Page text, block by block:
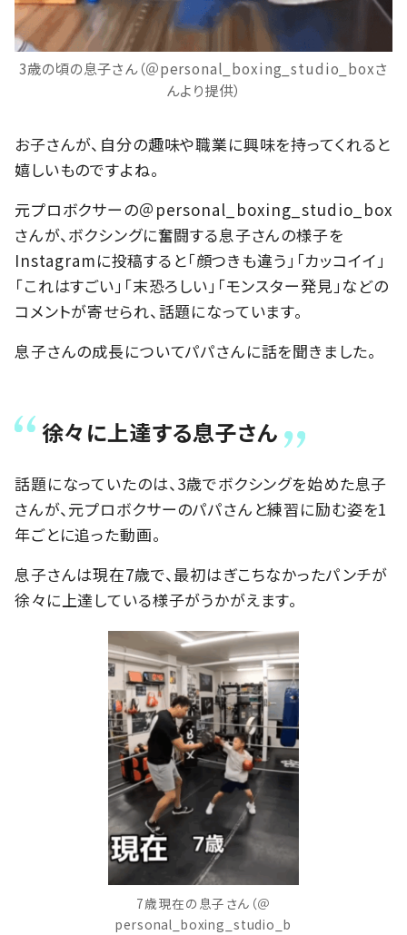
3歳の頃の息子さん（＠personal_boxing_studio_boxさ
んより提供）
お子さんが、自分の趣味や職業に興味を持ってくれると
嬉しいものですよね。
元プロボクサーの＠personal_boxing_studio_box
さんが、ボクシングに奮闘する息子さんの様子を
Instagramに投稿すると「顔つきも違う」「カッコイイ」
「これはすごい」「末恐ろしい」「モンスター発見」などの
コメントが寄せられ、話題になっています。
息子さんの成長についてパパさんに話を聞きました。
徐々に上達する息子さん
話題になっていたのは、3歳でボクシングを始めた息子
さんが、元プロボクサーのパパさんと練習に励む姿を1
年ごとに追った動画。
息子さんは現在7歳で、最初はぎこちなかったパンチが
徐々に上達している様子がうかがえます。
7歳現在の息子さん（＠
personal_boxing_studio_b